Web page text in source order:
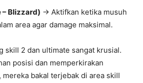
Blizzard) → Aktifkan ketika musuh
area agar damage maksimal.
skill 2 dan ultimate sangat krusial.
posisi dan memperkirakan
mereka bakal terjebak di area skill